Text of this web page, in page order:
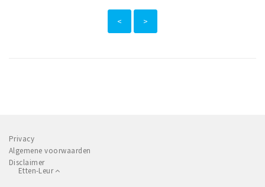
< >
Privacy
Algemene voorwaarden
Disclaimer
Etten-Leur